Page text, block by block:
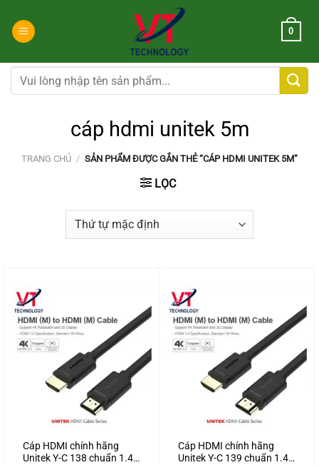
đến
dung
0
Tìm
kiếm:
cáp hdmi unitek 5m
TRANG CHỦ / SẢN PHẨM ĐƯỢC GẮN THẺ “CÁP HDMI UNITEK 5M”
LỌC
Cáp HDMI chính hãng
Unitek Y-C 138 chuẩn 1.4
Cáp HDMI chính hãng
Unitek Y-C 139 chuẩn 1.4